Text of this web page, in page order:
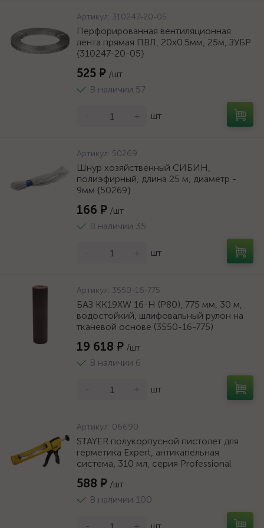
Артикул: 310247-20-05
Перфорированная вентиляционная
лента прямая ПВЛ, 20х0.5мм, 25м, ЗУБР
{310247-20-05}
525 ₽ /шт
В наличии 57
+ шт
Артикул: 50269
Шнур хозяйственный СИБИН,
полиэфирный, длина 25 м, диаметр -
9мм {50269}
166 ₽ /шт
В наличии 35
- + шт
Артикул: 3550-16-775
БАЗ KK19XW 16-H (Р80), 775 мм, 30 м,
водостойкий, шлифовальный рулон на
тканевой основе (3550-16-775)
19 618 ₽ /шт
В наличии 6
- + шт
Артикул: 06690
STAYER полукорпусной пистолет для
герметика Expert, антикапельная
система, 310 мл, серия Professional
588 ₽ /шт
В наличии 100